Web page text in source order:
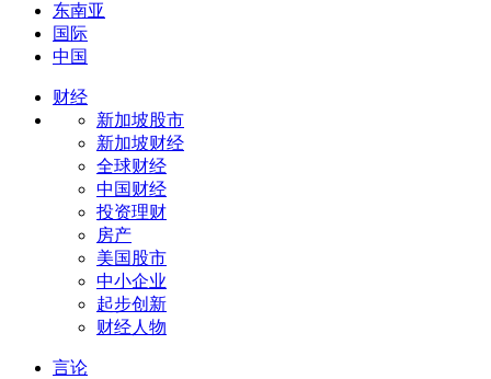
东南亚
国际
中国
财经
新加坡股市
新加坡财经
全球财经
中国财经
投资理财
房产
美国股市
中小企业
起步创新
财经人物
言论